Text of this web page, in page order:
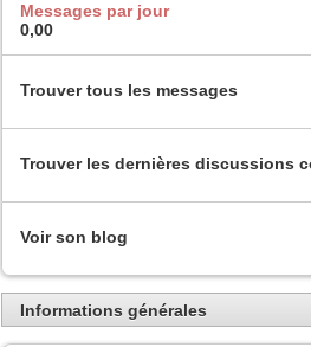
Messages par jour
0,00
Trouver tous les messages
Trouver les dernières discussions
Voir son blog
Informations générales